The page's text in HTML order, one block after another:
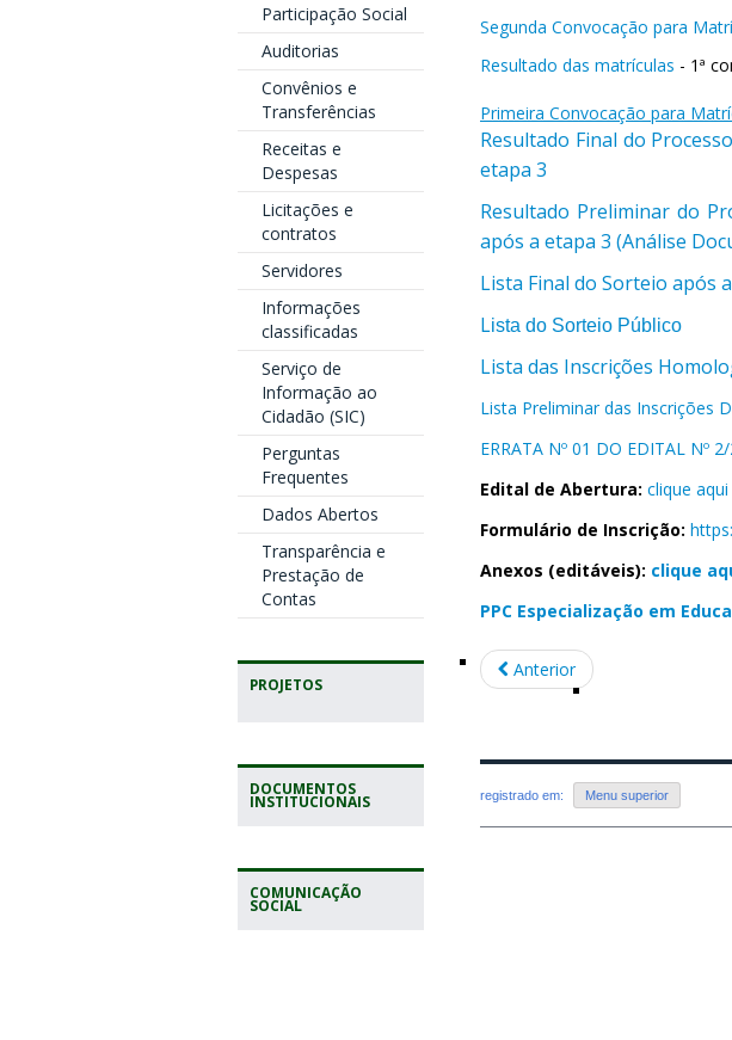
Participação Social
Auditorias
Convênios e
Transferências
Receitas e
Despesas
Licitações e
contratos
Servidores
Informações
classificadas
Serviço de
Informação ao
Cidadão (SIC)
Perguntas
Frequentes
Dados Abertos
Transparência e
Prestação de
Contas
PROJETOS
DOCUMENTOS
INSTITUCIONAIS
COMUNICAÇÃO
SOCIAL
Segunda Convocação para
Resultado das matrículas - 1ª
Primeira Convocação para
Resultado Final do
etapa 3
Resultado Preliminar do
após a etapa 3 (Análise
Lista Final do Sorteio após
Lista do Sorteio Público
Lista das Inscrições
Lista Preliminar das Inscrições
ERRATA Nº 01 DO EDITAL Nº
Edital de Abertura: clique aqui
Formulário de Inscrição:
Anexos (editáveis): clique
PPC Especialização em
Anterior
registrado em: Menu superior